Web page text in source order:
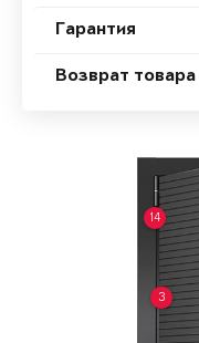
Гарантия
Возврат товара
3
14